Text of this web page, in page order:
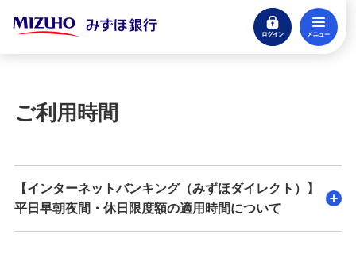
ログイン
閉じる
その他決済・支払いサービス
サービス内容一覧（インターネットバンキン
グ）
ご利用時間
【インターネットバンキング（みずほダイレクト）】
平日早朝夜間・休日限度額の適用時間について